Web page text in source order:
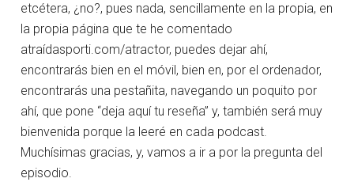
etcétera, ¿no?, pues nada, sencillamente en la propia, en
la propia página que te he comentado
atraídasporti.com/atractor, puedes dejar ahí,
encontrarás bien en el móvil, bien en, por el ordenador,
encontrarás una pestañita, navegando un poquito por
ahí, que pone “deja aquí tu reseña” y, también será muy
bienvenida porque la leeré en cada podcast.
Muchísimas gracias, y, vamos a ir a por la pregunta del
episodio.